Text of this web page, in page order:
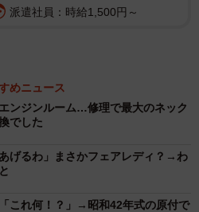
派遣社員：時給1,500円～
めニュース
ンジンルーム…修理で最大のネック
でした
あげるわ」まさかフェアレディ？→わ
これ何！？」→昭和42年式の原付で